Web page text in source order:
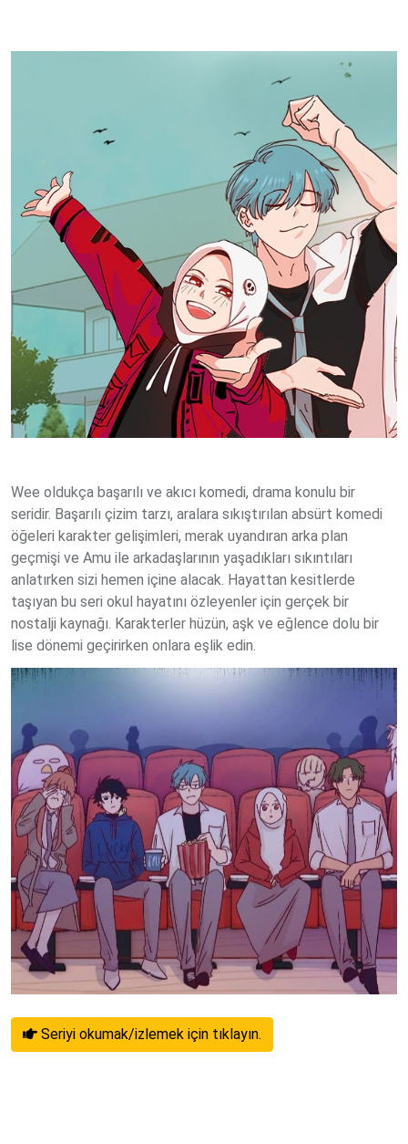
Wee oldukça başarılı ve akıcı komedi, drama konulu bir
seridir. Başarılı çizim tarzı, aralara sıkıştırılan absürt komedi
öğeleri karakter gelişimleri, merak uyandıran arka plan
geçmişi ve Amu ile arkadaşlarının yaşadıkları sıkıntıları
anlatırken sizi hemen içine alacak. Hayattan kesitlerde
taşıyan bu seri okul hayatını özleyenler için gerçek bir
nostalji kaynağı. Karakterler hüzün, aşk ve eğlence dolu bir
lise dönemi geçirirken onlara eşlik edin.
Seriyi okumak/izlemek için tıklayın.